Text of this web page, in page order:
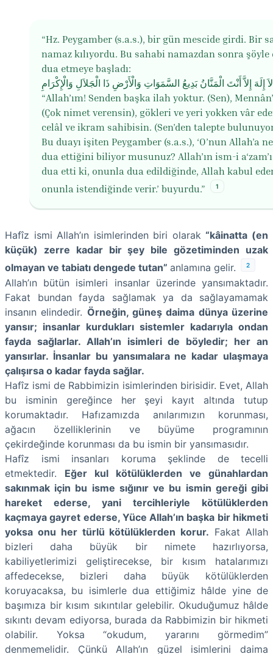
“Hz. Peygamber (s.a.s.), bir gün mescide girdi. Bir
namaz kılıyordu. Bu sahabi namazdan sonra şöyle
dua etmeye başladı:
“Allah’ım! Senden başka ilah yoktur. (Sen),
(Çok nimet verensin), gökleri ve yeri yokken vâr
celâl ve ikram sahibisin. (Sen’den talepte
Bu duayı işiten Peygamber (s.a.s.), ‘O’nun Allah’a
dua ettiğini biliyor musunuz? Allah’ın ism-i
dua etti ki, onunla dua edildiğinde, Allah kabul
onunla istendiğinde verir.’ buyurdu.”
1
Hafîz ismi Allah’ın isimlerinden biri olarak “kâinatta (en
küçük) zerre kadar bir şey bile gözetiminden uzak
olmayan ve tabiatı dengede tutan” anlamına gelir. 2
Allah’ın bütün isimleri insanlar üzerinde yansımaktadır.
Fakat bundan fayda sağlamak ya da sağlayamamak
insanın elindedir. Örneğin, güneş daima dünya üzerine
yansır; insanlar kurdukları sistemler kadarıyla ondan
fayda sağlarlar. Allah’ın isimleri de böyledir; her an
yansırlar. İnsanlar bu yansımalara ne kadar ulaşmaya
çalışırsa o kadar fayda sağlar.
Hafîz ismi de Rabbimizin isimlerinden birisidir. Evet, Allah
bu isminin gereğince her şeyi kayıt altında tutup
korumaktadır. Hafızamızda anılarımızın korunması,
ağacın özelliklerinin ve büyüme programının
çekirdeğinde korunması da bu ismin bir yansımasıdır.
Hafîz ismi insanları koruma şeklinde de tecelli
etmektedir. Eğer kul kötülüklerden ve günahlardan
sakınmak için bu isme sığınır ve bu ismin gereği gibi
hareket ederse, yani tercihleriyle kötülüklerden
kaçmaya gayret ederse, Yüce Allah’ın başka bir hikmeti
yoksa onu her türlü kötülüklerden korur. Fakat Allah
bizleri daha büyük bir nimete hazırlıyorsa,
kabiliyetlerimizi geliştirecekse, bir kısım hatalarımızı
affedecekse, bizleri daha büyük kötülüklerden
koruyacaksa, bu isimlerle dua ettiğimiz hâlde yine de
başımıza bir kısım sıkıntılar gelebilir. Okuduğumuz hâlde
sıkıntı devam ediyorsa, burada da Rabbimizin bir hikmeti
olabilir. Yoksa “okudum, yararını görmedim”
denmemelidir. Çünkü Allah’ın güzel isimlerini daima